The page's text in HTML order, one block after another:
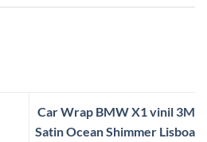
Car Wrap BMW X1 vinil 3M
Satin Ocean Shimmer Lisboa